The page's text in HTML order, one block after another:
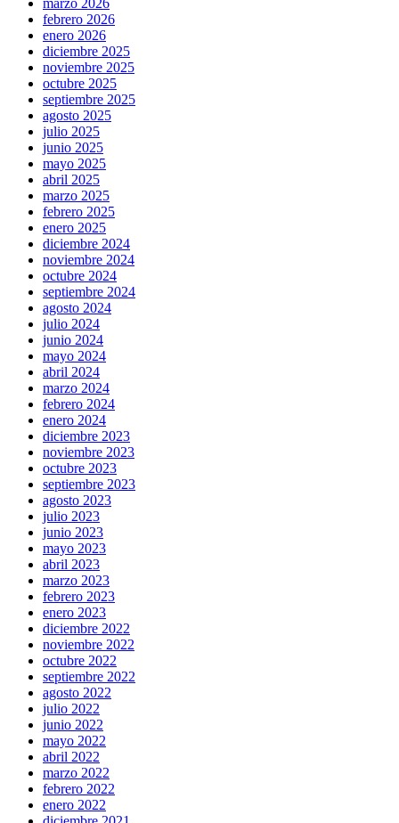
febrero 2026
enero 2026
diciembre 2025
noviembre 2025
octubre 2025
septiembre 2025
agosto 2025
julio 2025
junio 2025
mayo 2025
abril 2025
marzo 2025
febrero 2025
enero 2025
diciembre 2024
noviembre 2024
octubre 2024
septiembre 2024
agosto 2024
julio 2024
junio 2024
mayo 2024
abril 2024
marzo 2024
febrero 2024
enero 2024
diciembre 2023
noviembre 2023
octubre 2023
septiembre 2023
agosto 2023
julio 2023
junio 2023
mayo 2023
abril 2023
marzo 2023
febrero 2023
enero 2023
diciembre 2022
noviembre 2022
octubre 2022
septiembre 2022
agosto 2022
julio 2022
junio 2022
mayo 2022
abril 2022
marzo 2022
febrero 2022
enero 2022